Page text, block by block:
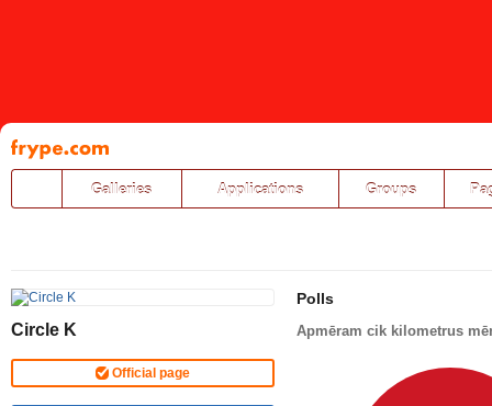
Pāriet
uz
saturu
Galleries Applications Groups
Circle K
Official page
Polls
Apmēram cik kilometrus